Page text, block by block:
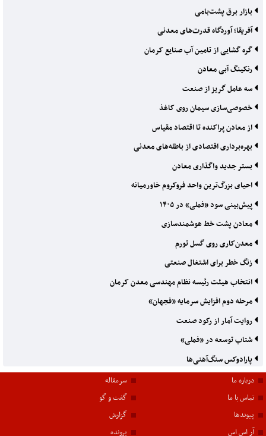
بازار برق پشت‌بامی
آفریقا؛ آوردگاه قدرت‌های معدنی
گره گشایی از تامین آب صنایع کرمان
رنکینگ آبی معادن
سه عامل گریز از صنعت
خصوصی‌سازی سیمان روی کاغذ
از معادن پراکنده تا اقتصاد مقیاس
بهره‌برداری اقتصادی از باطله‌های معدنی
بستر جدید واگذاری معادن
احیای بزرگ‌ترین واحد فروکروم خاورمیانه
پیش‌بینی سود «فملی» در ۱۴۰۵
معادن پشت خط هوشمندسازی
معدن‌کاری روی گسل تورم
زنگ خطر برای اشتغال صنعتی
انتخاب هیئت رئیسه نظام مهندسی معدن کرمان
مرحله دوم افزایش سرمایه «فجهان»
روایت آمار از رکود صنعت
شتاب توسعه در «فملی»
پارادوکس سنگ‌آهنی‌ها
درباره ما
تماس با ما
پیوندها
آر اس اس
سرمقاله
گفت و گو
گزارش
پرونده